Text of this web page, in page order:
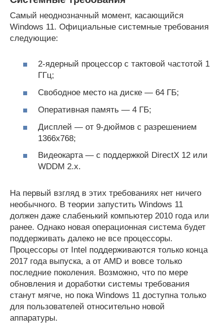
Самый неоднозначный момент, касающийся
Windows 11. Официальные системные требования
следующие:
2-ядерный процессор с тактовой частотой 1
ГГц;
Свободное место на диске — 64 ГБ;
Оперативная память — 4 ГБ;
Дисплей — от 9-дюймов с разрешением
1366х768;
Видеокарта — с поддержкой DirectX 12 или
WDDM 2.x.
На первый взгляд в этих требованиях нет ничего
необычного. В теории запустить Windows 11
должен даже слабенький компьютер 2010 года или
ранее. Однако новая операционная система будет
поддерживать далеко не все процессоры.
Процессоры от Intel поддерживаются только конца
2017 года выпуска, а от AMD и вовсе только
последние поколения. Возможно, что по мере
обновления и доработки системы требования
станут мягче, но пока Windows 11 доступна только
для пользователей относительно новой
аппаратуры.